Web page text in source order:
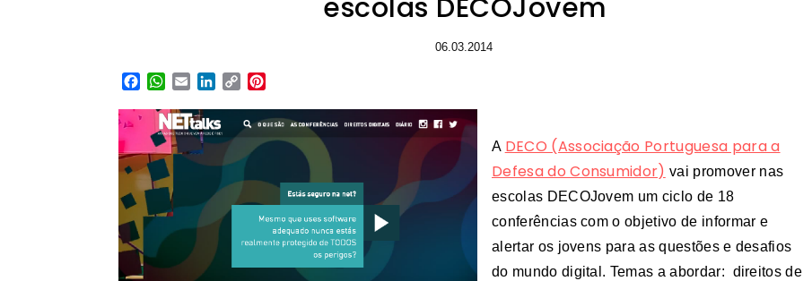
escolas DECOJovem
06.03.2014
Facebook
WhatsApp
EmailLinkedIn
Copy
A DECO (Associação Portuguesa para a
Defesa do Consumidor) vai promover nas
escolas DECOJovem um ciclo de 18
conferências com o objetivo de informar e
alertar os jovens para as questões e desafios
do mundo digital. Temas a abordar: direitos de